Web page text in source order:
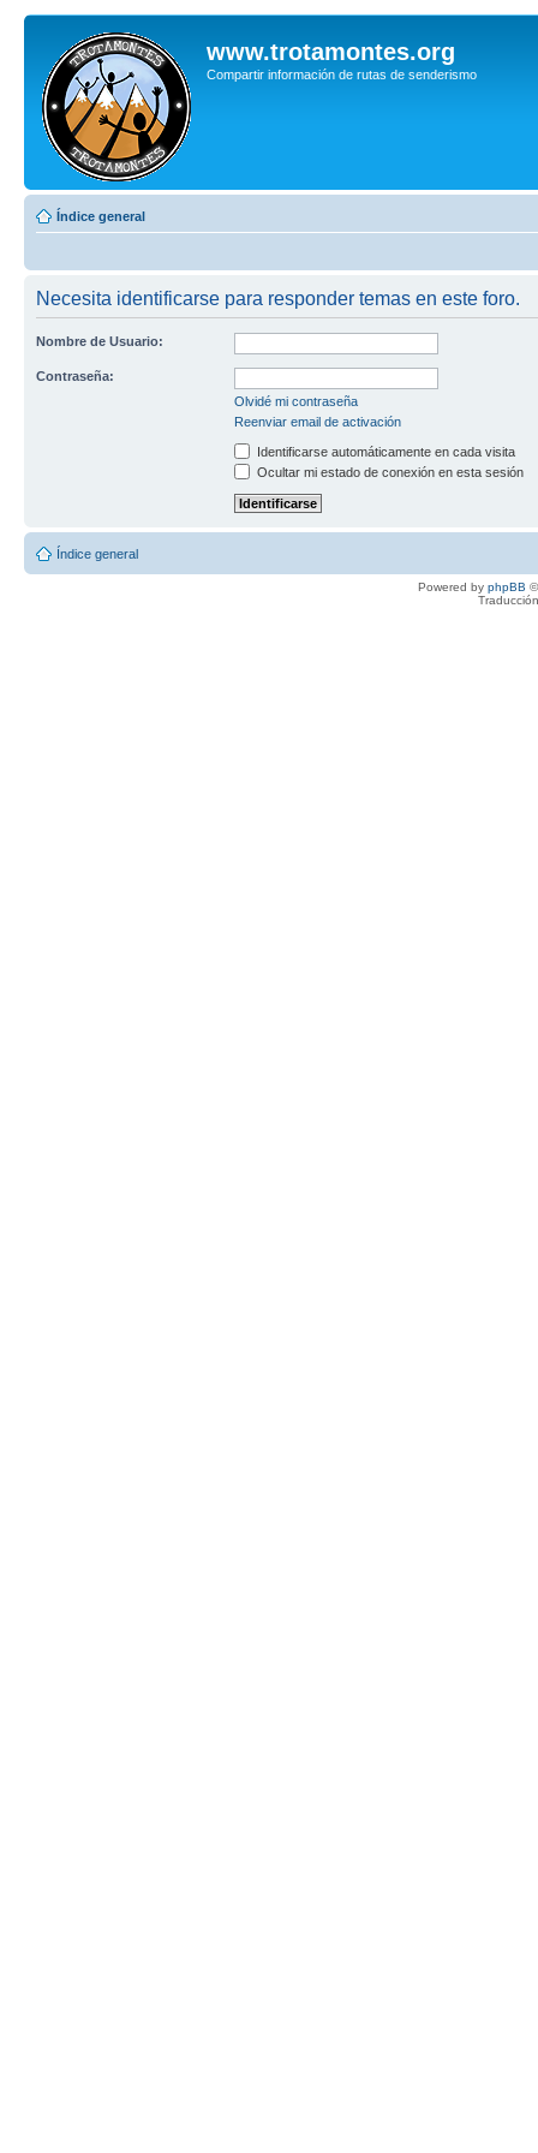
www.trotamontes.org
Compartir información de rutas de senderismo
Índice general
Necesita identificarse para responder temas en este foro.
Nombre de Usuario:
Contraseña:
Olvidé mi contraseña
Reenviar email de activación
Identificarse automáticamente en cada visita
Ocultar mi estado de conexión en esta sesión
Índice general
Powered by phpBB